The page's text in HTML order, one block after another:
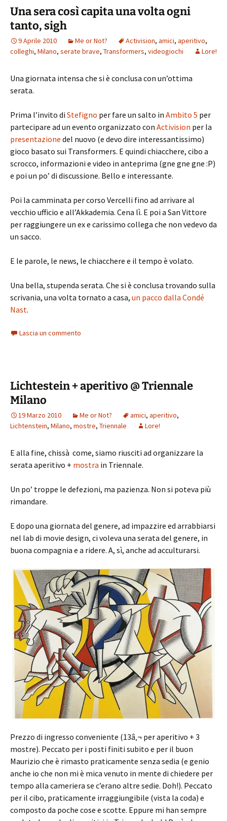
Una sera così capita una volta ogni
tanto, sigh
9 Aprile 2010 Me or Not? Activision, amici, aperitivo,
colleghi, Milano, serate brave, Transformers, videogiochi Lore!
Una giornata intensa che si è conclusa con un’ottima
serata.
Prima l’invito di Stefigno per fare un salto in Ambito 5 per
partecipare ad un evento organizzato con Activision per la
presentazione del nuovo (e devo dire interessantissimo)
gioco basato sui Transformers. E quindi chiacchere, cibo a
scrocco, informazioni e video in anteprima (gne gne gne :P)
e poi un po’ di discussione. Bello e interessante.
Poi la camminata per corso Vercelli fino ad arrivare al
vecchio ufficio e all’Akkademia. Cena lì. E poi a San Vittore
per raggiungere un ex e carissimo collega che non vedevo da
un sacco.
E le parole, le news, le chiacchere e il tempo è volato.
Una bella, stupenda serata. Che si è conclusa trovando sulla
scrivania, una volta tornato a casa, un pacco dalla Condé
Nast.
Lascia un commento
Lichtestein + aperitivo @ Triennale
Milano
19 Marzo 2010 Me or Not? amici, aperitivo,
Lichtenstein, Milano, mostre, Triennale Lore!
E alla fine, chissà come, siamo riusciti ad organizzare la
serata aperitivo + mostra in Triennale.
Un po’ troppe le defezioni, ma pazienza. Non si poteva più
rimandare.
E dopo una giornata del genere, ad impazzire ed arrabbiarsi
nel lab di movie design, ci voleva una serata del genere, in
buona compagnia e a ridere. A, sì, anche ad acculturarsi.
Prezzo di ingresso conveniente (13â‚¬ per aperitivo + 3
mostre). Peccato per i posti finiti subito e per il buon
Maurizio che è rimasto praticamente senza sedia (e genio
anche io che non mi è mica venuto in mente di chiedere per
tempo alla cameriera se c’erano altre sedie. Doh!). Peccato
per il cibo, praticamente irraggiungibile (vista la coda) e
composto da poche cose e scotte. Eppure mi han sempre